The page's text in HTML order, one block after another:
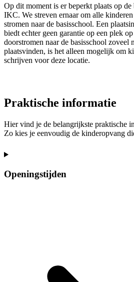
Op dit moment is er beperkt plaats op
IKC. We streven ernaar om alle
stromen naar de basisschool. Een
biedt echter geen garantie op een plek
doorstromen naar de basisschool zoveel
plaatsvinden, is het alleen mogelijk om
schrijven voor deze locatie.
Praktische informatie
Hier vind je de belangrijkste praktische
Zo kies je eenvoudig de kinderopvang
Openingstijden